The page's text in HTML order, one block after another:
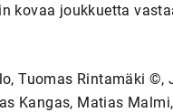
kovaa joukkuetta
Tuomas Rintamäki
Kangas, Matias